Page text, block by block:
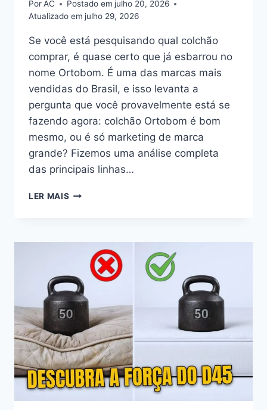
PorAC Postado em julho 20, 2026
Atualizado em julho 29, 2026
Se você está pesquisando qual colchão
comprar, é quase certo que já esbarrou no
nome Ortobom. É uma das marcas mais
vendidas do Brasil, e isso levanta a
pergunta que você provavelmente está se
fazendo agora: colchão Ortobom é bom
mesmo, ou é só marketing de marca
grande? Fizemos uma análise completa
das principais linhas…
LER MAIS COLCHÃO
ANÁLISE
COMPLETA
LINHAS,
DENSIDADES
PREÇOS